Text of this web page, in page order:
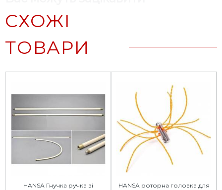
СХОЖІ
ТОВАРИ
HANSA Гнучка ручка зі
HANSA роторна головка для